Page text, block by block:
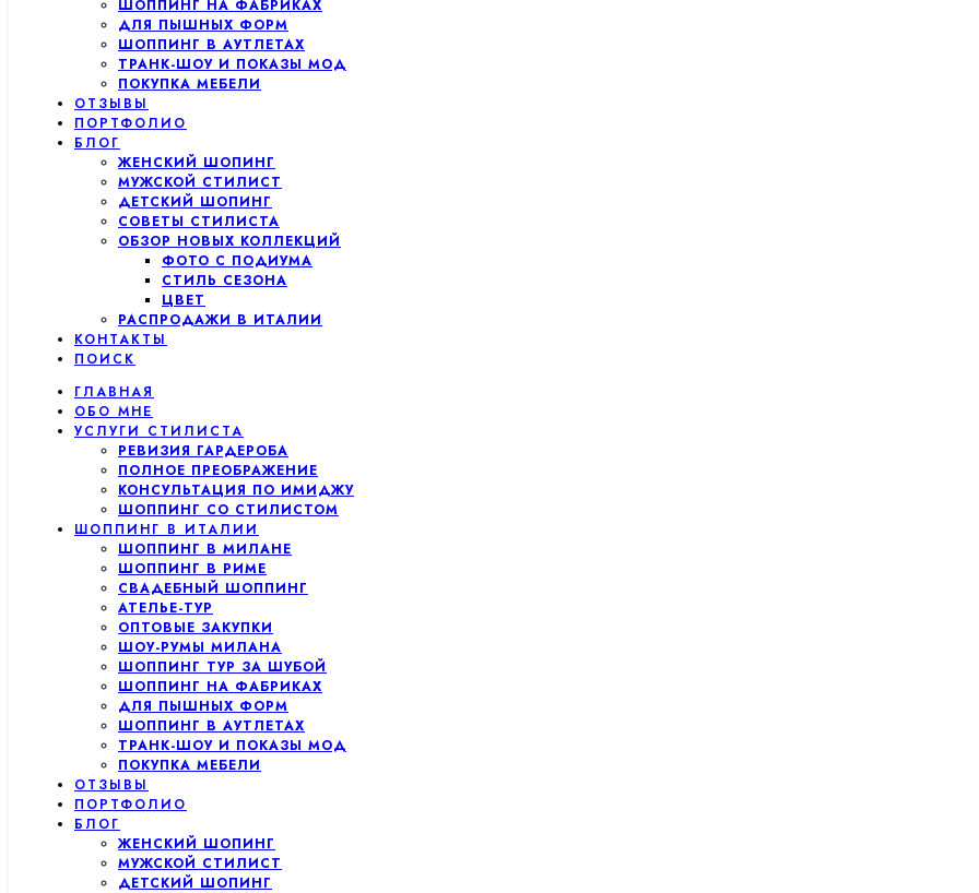
ШОППИНГ НА ФАБРИКАХ
ДЛЯ ПЫШНЫХ ФОРМ
ШОППИНГ В АУТЛЕТАХ
ТРАНК-ШОУ И ПОКАЗЫ МОД
ПОКУПКА МЕБЕЛИ
ОТЗЫВЫ
ПОРТФОЛИО
БЛОГ
ЖЕНСКИЙ ШОПИНГ
МУЖСКОЙ СТИЛИСТ
ДЕТСКИЙ ШОПИНГ
СОВЕТЫ СТИЛИСТА
ОБЗОР НОВЫХ КОЛЛЕКЦИЙ
ФОТО С ПОДИУМА
СТИЛЬ СЕЗОНА
ЦВЕТ
РАСПРОДАЖИ В ИТАЛИИ
КОНТАКТЫ
ПОИСК
ГЛАВНАЯ
ОБО МНЕ
УСЛУГИ СТИЛИСТА
РЕВИЗИЯ ГАРДЕРОБА
ПОЛНОЕ ПРЕОБРАЖЕНИЕ
КОНСУЛЬТАЦИЯ ПО ИМИДЖУ
ШОППИНГ СО СТИЛИСТОМ
ШОППИНГ В ИТАЛИИ
ШОППИНГ В МИЛАНЕ
ШОППИНГ В РИМЕ
СВАДЕБНЫЙ ШОППИНГ
АТЕЛЬЕ-ТУР
ОПТОВЫЕ ЗАКУПКИ
ШОУ-РУМЫ МИЛАНА
ШОППИНГ ТУР ЗА ШУБОЙ
ШОППИНГ НА ФАБРИКАХ
ДЛЯ ПЫШНЫХ ФОРМ
ШОППИНГ В АУТЛЕТАХ
ТРАНК-ШОУ И ПОКАЗЫ МОД
ПОКУПКА МЕБЕЛИ
ОТЗЫВЫ
ПОРТФОЛИО
БЛОГ
ЖЕНСКИЙ ШОПИНГ
МУЖСКОЙ СТИЛИСТ
ДЕТСКИЙ ШОПИНГ